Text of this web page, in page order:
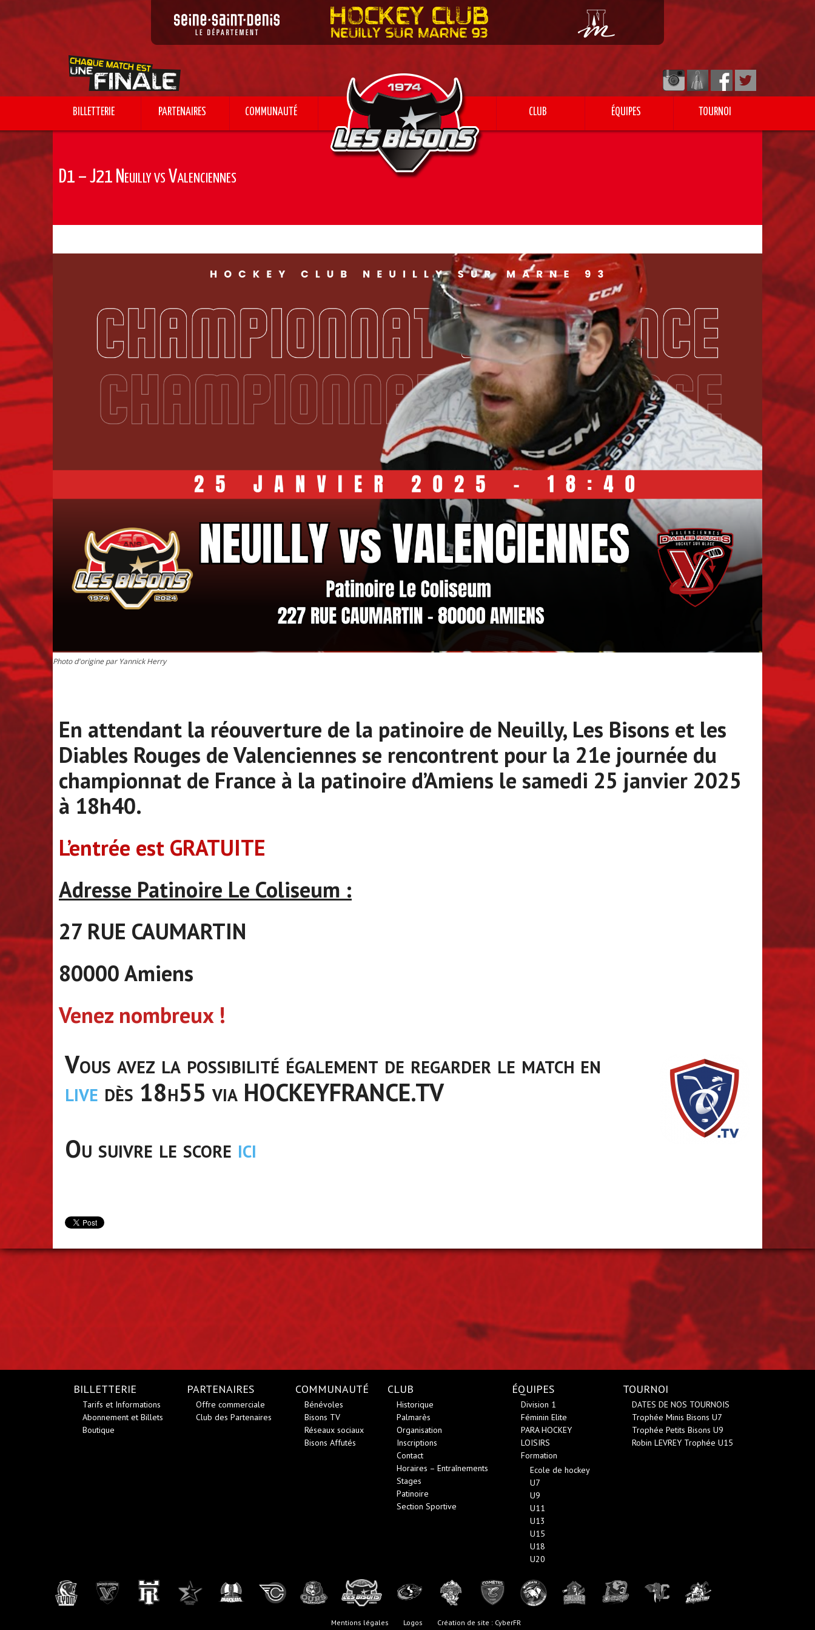
BILLETTERIE PARTENAIRES COMMUNAUTÉ CLUB ÉQUIPES TOURNOI
D1 – J21 Neuilly vs Valenciennes
Photo d'origine par Yannick Herry
En attendant la réouverture de la patinoire de Neuilly, Les Bisons et les
Diables Rouges de Valenciennes se rencontrent pour la 21e journée du
championnat de France à la patinoire d’Amiens le samedi 25 janvier 2025
à 18h40.
L’entrée est GRATUITE
Adresse Patinoire Le Coliseum :
27 RUE CAUMARTIN
80000 Amiens
Venez nombreux !
Vous avez la possibilité également de regarder le match en
live dès 18h55 via HOCKEYFRANCE.TV
Ou suivre le score ici
BILLETTERIE
Tarifs et Informations
Abonnement et Billets
Boutique
PARTENAIRES
Offre commerciale
Club des Partenaires
COMMUNAUTÉ
Bénévoles
Bisons TV
Réseaux sociaux
Bisons Affutés
CLUB
Historique
Palmarès
Organisation
Inscriptions
Contact
Horaires – Entraînements
Stages
Patinoire
Section Sportive
ÉQUIPES
Division 1
Féminin Elite
PARA HOCKEY
LOISIRS
Formation
Ecole de hockey
U7
U9
U11
U13
U15
U18
U20
TOURNOI
DATES DE NOS TOURNOIS
Trophée Minis Bisons U7
Trophée Petits Bisons U9
Robin LEVREY Trophée U15
Mentions légales Logos Création de site : CyberFR